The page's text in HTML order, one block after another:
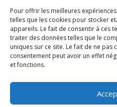
Pour offrir les meilleures
telles que les cookies pour stocker
appareils. Le fait de consentir à ces
traiter des données telles que le
uniques sur ce site. Le fait de ne
consentement peut avoir un effet
et fonctions.
pas à
tes
concerts,
séries ou
d'humeur :
net